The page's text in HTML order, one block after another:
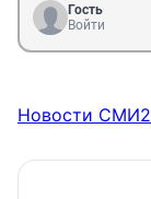
Гость
Войти
Новости СМИ2